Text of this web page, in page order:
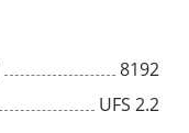
8192
UFS 2.2